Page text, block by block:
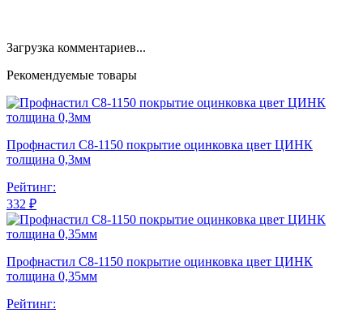
Загрузка комментариев...
Рекомендуемые товары
Профнастил С8-1150 покрытие оцинковка цвет ЦИНК
толщина 0,3мм
Рейтинг:
332 ₽
Профнастил С8-1150 покрытие оцинковка цвет ЦИНК
толщина 0,35мм
Рейтинг: